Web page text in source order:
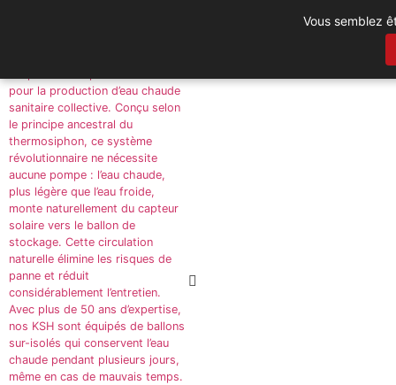
pour la production d’eau chaude
sanitaire collective. Conçu selon
le principe ancestral du
thermosiphon, ce système
révolutionnaire ne nécessite
aucune pompe : l’eau chaude,
plus légère que l’eau froide,
monte naturellement du capteur
solaire vers le ballon de
stockage. Cette circulation
naturelle élimine les risques de
panne et réduit
considérablement l’entretien.
Avec plus de 50 ans d’expertise,
nos KSH sont équipés de ballons
sur-isolés qui conservent l’eau
chaude pendant plusieurs jours,
même en cas de mauvais temps.
Vous semblez